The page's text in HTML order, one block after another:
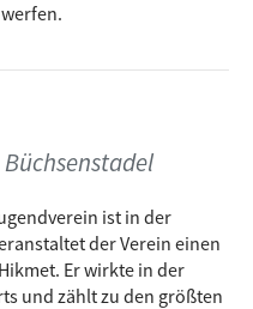
ist in der
der Verein einen
Er wirkte in der
und zählt zu den größten